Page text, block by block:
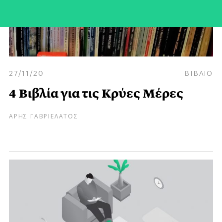
27/11/20 ΒΙΒΛΙΟ
4 Βιβλία για τις Κρύες Μέρες
ΑΡΗΣ ΓΑΒΡΙΕΛΑΤΟΣ